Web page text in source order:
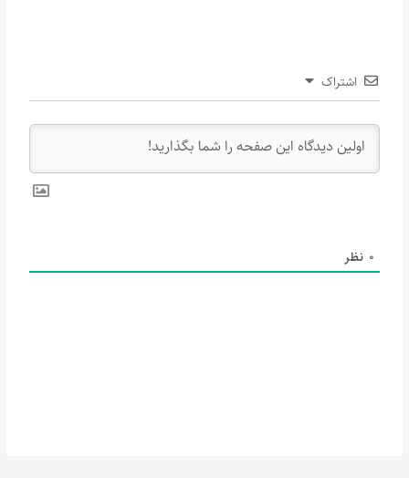
اشتراک
0 نظر